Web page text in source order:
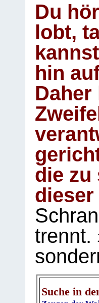
Du
lobt,
hin
die zu
dieser
trennt.
Suche in